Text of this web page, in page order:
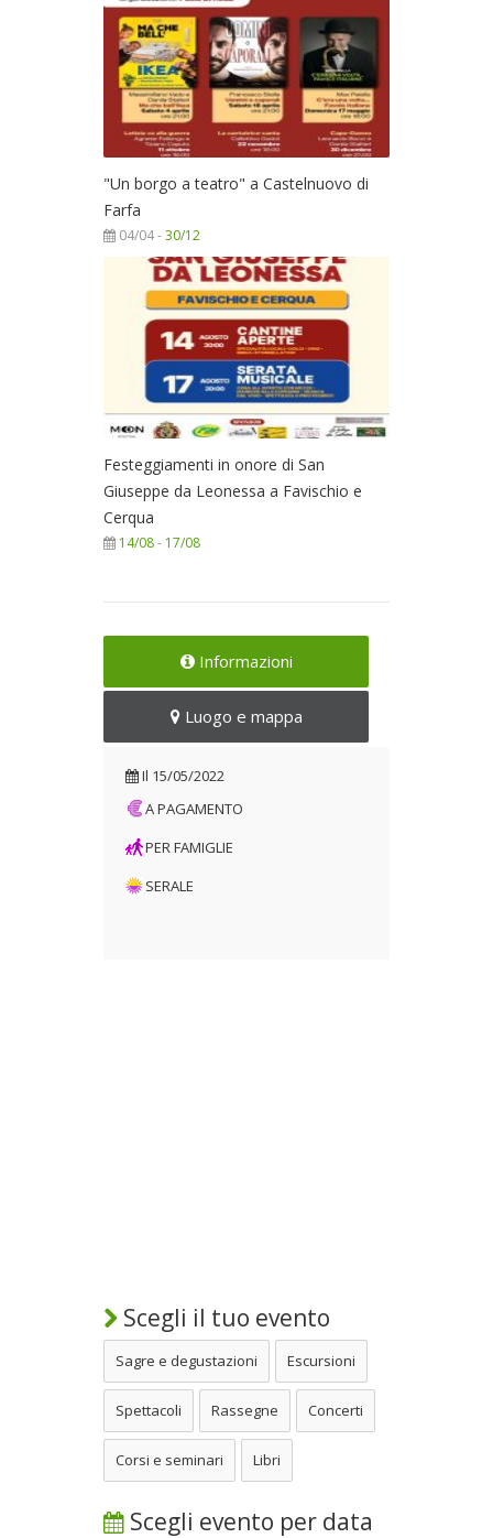
"Un borgo a teatro" a Castelnuovo di
Farfa
04/04 -30/12
Festeggiamenti in onore di San
Giuseppe da Leonessa a Favischio e
Cerqua
14/08- 17/08
Informazioni
Luogo e mappa
Il 15/05/2022
A PAGAMENTO
PER FAMIGLIE
SERALE
Scegli il tuo evento
Sagre e degustazioni Escursioni
Spettacoli Rassegne Concerti
Corsi e seminari Libri
Scegli evento per data